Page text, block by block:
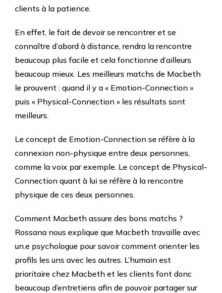
clients à la patience.
En effet, le fait de devoir se rencontrer et se
connaître d’abord à distance, rendra la rencontre
beaucoup plus facile et cela fonctionne d’ailleurs
beaucoup mieux. Les meilleurs matchs de Macbeth
le prouvent : quand il y a « Emotion-Connection »
puis « Physical-Connection » les résultats sont
meilleurs.
Le concept de Emotion-Connection se réfère à la
connexion non-physique entre deux personnes,
comme la voix par exemple. Le concept de Physical-
Connection quant à lui se réfère à la rencontre
physique de ces deux personnes.
Comment Macbeth assure des bons matchs ?
Rossana nous explique que Macbeth travaille avec
un.e psychologue pour savoir comment orienter les
profils les uns avec les autres. L’humain est
prioritaire chez Macbeth et les clients font donc
beaucoup d’entretiens afin de pouvoir partager sur